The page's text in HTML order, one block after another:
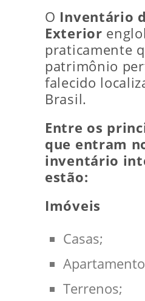
O Inventário
Exterior
praticamente
patrimônio
falecido
Brasil.
Entre os
que entram
inventário
estão:
Imóveis
Casas;
Terrenos;